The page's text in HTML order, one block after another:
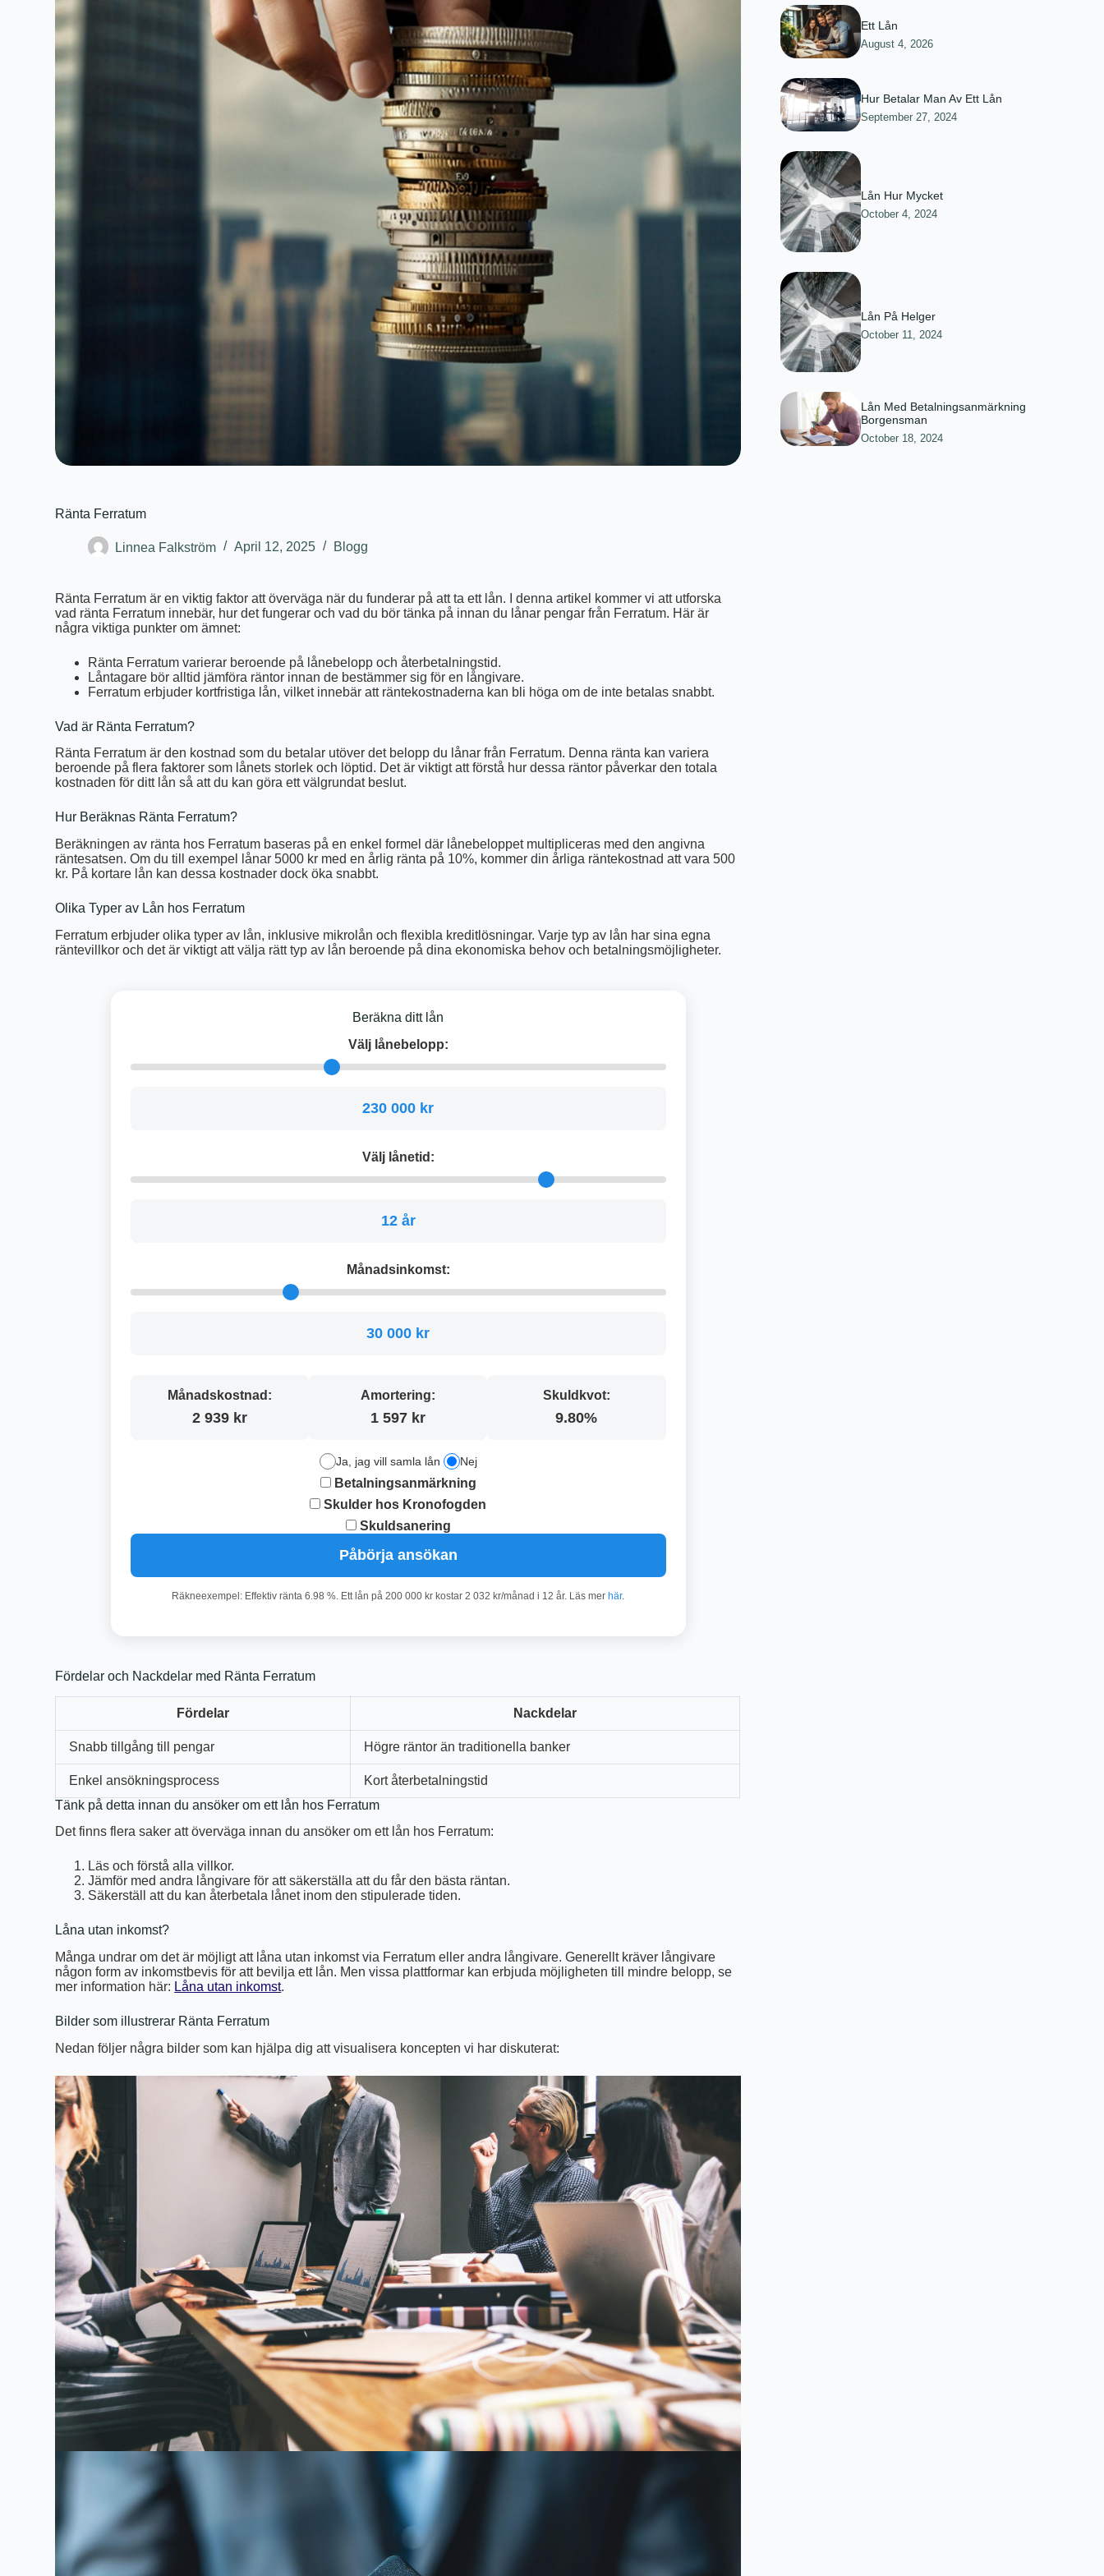
Ränta Ferratum
Linnea Falkström April 12, 2025 Blogg
Ränta Ferratum är en viktig faktor att överväga när du funderar på att ta ett lån. I denna artikel kommer vi att utforska
vad ränta Ferratum innebär, hur det fungerar och vad du bör tänka på innan du lånar pengar från Ferratum. Här är
några viktiga punkter om ämnet:
Ränta Ferratum varierar beroende på lånebelopp och återbetalningstid.
Låntagare bör alltid jämföra räntor innan de bestämmer sig för en långivare.
Ferratum erbjuder kortfristiga lån, vilket innebär att räntekostnaderna kan bli höga om de inte betalas snabbt.
Vad är Ränta Ferratum?
Ränta Ferratum är den kostnad som du betalar utöver det belopp du lånar från Ferratum. Denna ränta kan variera
beroende på flera faktorer som lånets storlek och löptid. Det är viktigt att förstå hur dessa räntor påverkar den totala
kostnaden för ditt lån så att du kan göra ett välgrundat beslut.
Hur Beräknas Ränta Ferratum?
Beräkningen av ränta hos Ferratum baseras på en enkel formel där lånebeloppet multipliceras med den angivna
räntesatsen. Om du till exempel lånar 5000 kr med en årlig ränta på 10%, kommer din årliga räntekostnad att vara 500
kr. På kortare lån kan dessa kostnader dock öka snabbt.
Olika Typer av Lån hos Ferratum
Ferratum erbjuder olika typer av lån, inklusive mikrolån och flexibla kreditlösningar. Varje typ av lån har sina egna
räntevillkor och det är viktigt att välja rätt typ av lån beroende på dina ekonomiska behov och betalningsmöjligheter.
Beräkna ditt lån
Välj lånebelopp:
230 000 kr
Välj lånetid:
12 år
Månadsinkomst:
30 000 kr
Månadskostnad:
2 939 kr
Amortering:
1 597 kr
Skuldkvot:
9.80%
Ja, jag vill samla lån Nej
Betalningsanmärkning
Skulder hos Kronofogden
Skuldsanering
Påbörja ansökan
Räkneexempel: Effektiv ränta 6.98 %. Ett lån på 200 000 kr kostar 2 032 kr/månad i 12 år. Läs merhär.
Fördelar och Nackdelar med Ränta Ferratum
Fördelar Nackdelar
Snabb tillgång till pengar Högre räntor än traditionella banker
Enkel ansökningsprocess
Kort återbetalningstid
Tänk på detta innan du ansöker om ett lån hos Ferratum
Det finns flera saker att överväga innan du ansöker om ett lån hos Ferratum:
Läs och förstå alla villkor.
Jämför med andra långivare för att säkerställa att du får den bästa räntan.
Säkerställ att du kan återbetala lånet inom den stipulerade tiden.
Låna utan inkomst?
Många undrar om det är möjligt att låna utan inkomst via Ferratum eller andra långivare. Generellt kräver långivare
någon form av inkomstbevis för att bevilja ett lån. Men vissa plattformar kan erbjuda möjligheten till mindre belopp, se
mer information här: Låna utan inkomst.
Bilder som illustrerar Ränta Ferratum
Nedan följer några bilder som kan hjälpa dig att visualisera koncepten vi har diskuterat:
Ett Lån
August 4, 2026
Hur Betalar Man Av Ett Lån
September 27, 2024
Lån Hur Mycket
October 4, 2024
Lån På Helger
October 11, 2024
Lån Med Betalningsanmärkning
Borgensman
October 18, 2024